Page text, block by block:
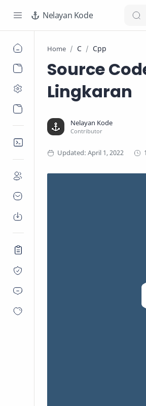
Nelayan Kode
Home C Cpp
Source
Lingkaran